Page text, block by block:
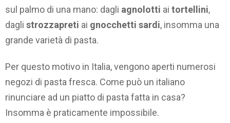
sul palmo di una mano: dagli agnolotti ai tortellini,
dagli strozzapreti ai gnocchetti sardi, insomma una
grande varietà di pasta.
Per questo motivo in Italia, vengono aperti numerosi
negozi di pasta fresca. Come può un italiano
rinunciare ad un piatto di pasta fatta in casa?
Insomma è praticamente impossibile.